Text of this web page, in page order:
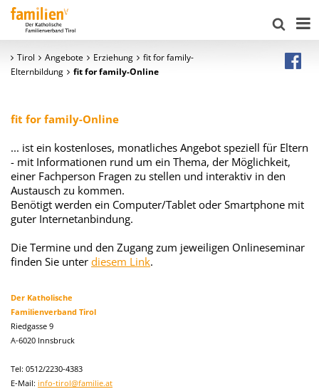
Tirol Angebote Erziehung
fit for family-
Elternbildung
fit for family-Online
fit for family-Online
... ist ein kostenloses, monatliches Angebot speziell für Eltern
- mit Informationen rund um ein Thema, der Möglichkeit,
einer Fachperson Fragen zu stellen und interaktiv in den
Austausch zu kommen.
Benötigt werden ein Computer/Tablet oder Smartphone mit
guter Internetanbindung.
Die Termine und den Zugang zum jeweiligen Onlineseminar
finden Sie unter diesem Link.
Der Katholische
Familienverband Tirol
Riedgasse 9
A-6020 Innsbruck
Tel: 0512/2230-4383
E-Mail: info-tirol@familie.at